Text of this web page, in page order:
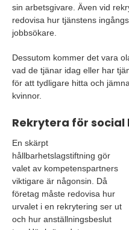
sin arbetsgivare. Även vid
redovisa hur tjänstens
jobbsökare.
Dessutom kommer det vara
vad de tjänar idag eller har
för att tydligare hitta och
kvinnor.
Rekrytera för
En skärpt
hållbarhetslagstiftning gör
valet av kompetenspartners
viktigare är någonsin. Då
företag måste redovisa hur
urvalet i en rekrytering ser ut
och hur anställningsbeslut